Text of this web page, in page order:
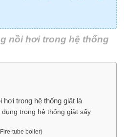
nồi hơi trong hệ thống
hơi trong hệ thống giặt là
trong hệ thống giặt sấy
tube boiler)